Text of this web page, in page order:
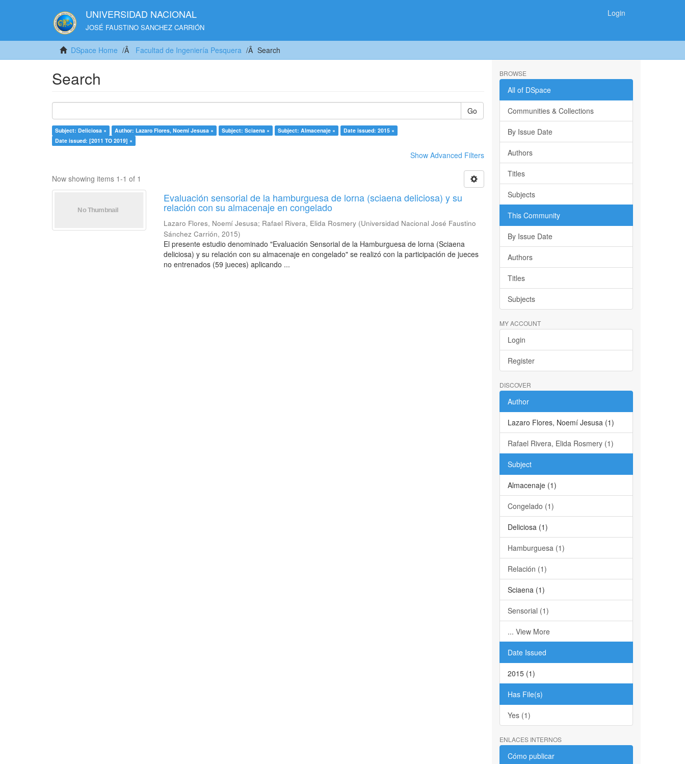
UNIVERSIDAD NACIONAL
JOSÉ FAUSTINO SANCHEZ CARRIÓN
Login
DSpace Home Facultad de Ingeniería Pesquera Search
Search
Go
Subject: Deliciosa × Author: Lazaro Flores, Noemí Jesusa × Subject: Sciaena × Subject: Almacenaje ×
Date issued: 2015 ×
Date issued: [2011 TO 2019] ×
Show Advanced Filters
Now showing items 1-1 of 1
Evaluación sensorial de la hamburguesa de lorna (sciaena deliciosa) y su
relación con su almacenaje en congelado
Lazaro Flores, Noemí Jesusa; Rafael Rivera, Elida Rosmery (Universidad Nacional José Faustino
Sánchez Carrión,2015)
El presente estudio denominado "Evaluación Sensorial de la Hamburguesa de lorna (Sciaena
deliciosa) y su relación con su almacenaje en congelado" se realizó con la participación de jueces
no entrenados (59 jueces) aplicando ...
BROWSE
All of DSpace
Communities & Collections
By Issue Date
Authors
Titles
Subjects
This Community
By Issue Date
Authors
Titles
Subjects
MY ACCOUNT
Login
Register
DISCOVER
Author
Lazaro Flores, Noemí Jesusa (1)
Rafael Rivera, Elida Rosmery (1)
Subject
Almacenaje (1)
Congelado (1)
Deliciosa (1)
Hamburguesa (1)
Relación (1)
Sciaena (1)
Sensorial (1)
... View More
Date Issued
2015 (1)
Has File(s)
Yes (1)
ENLACES INTERNOS
Cómo publicar